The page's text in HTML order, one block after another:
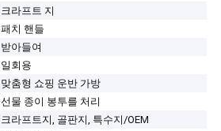
크라프트 지
패치 핸들
받아들여
일회용
맞춤형 쇼핑 운반 가방
선물 종이 봉투를 처리
크라프트지, 골판지, 특수지/OEM